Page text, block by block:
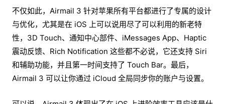
不仅如此，Airmail 3 针对苹果所有平台都进行了专属的设计
与优化，尤其是在 iOS 上可以说用尽了可以利用的新老特
性，3D Touch、通知中心部件、iMessages App、Haptic
震动反馈、Rich Notification 这些都不必说，它还支持 Siri
和辅助功能，并且第一时间支持了 Touch Bar。最后，
Airmail 3 可以让你通过 iCloud 全局同步你的账户与设置。